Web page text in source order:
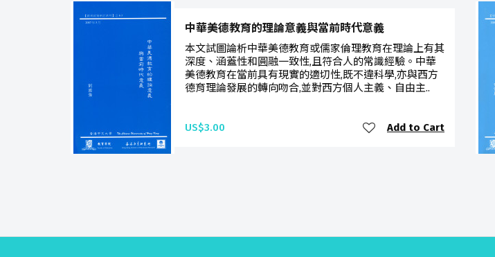
中華美德教育的理論意義與當前時代意義
本文試圖論析中華美德教育或儒家倫理教育在理論上有其
深度、涵蓋性和圓融一致性,且符合人的常識經驗。中華
美德教育在當前具有現實的適切性,既不違科學,亦與西方
德育理論發展的轉向吻合,並對西方個人主義、自由主..
US$3.00 Add to Cart